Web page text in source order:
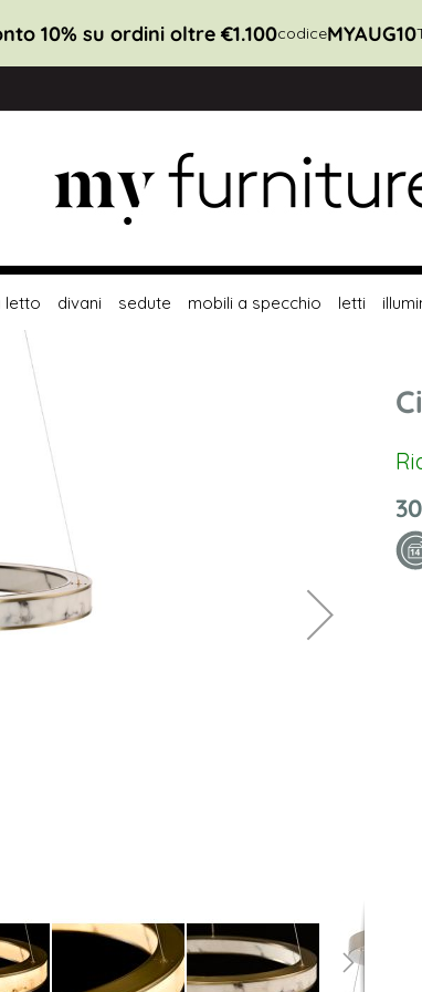
10% su ordini oltre €1.100codiceMYAUG10
letto divani sedute mobili a specchio letti